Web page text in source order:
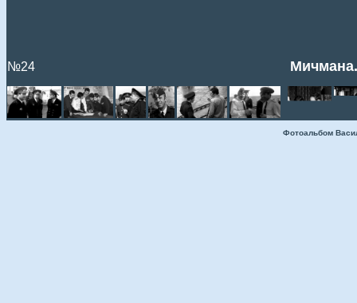
№24
Фотоальбом